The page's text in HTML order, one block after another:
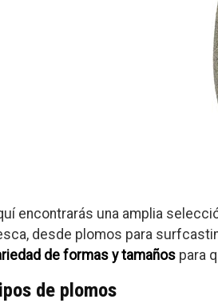
encontrarás una amplia
desde plomos para
de formas y tamaños para
de plomos